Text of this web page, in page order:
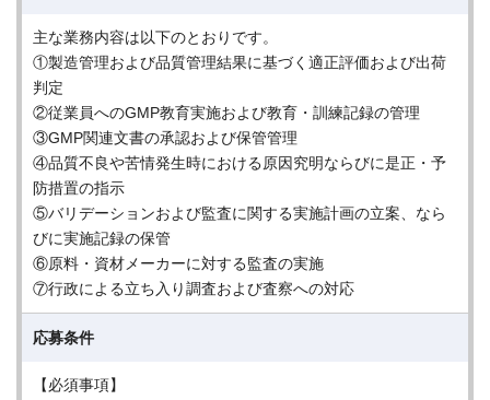
主な業務内容は以下のとおりです。
①製造管理および品質管理結果に基づく適正評価および出荷
判定
②従業員へのGMP教育実施および教育・訓練記録の管理
③GMP関連文書の承認および保管管理
④品質不良や苦情発生時における原因究明ならびに是正・予
防措置の指示
⑤バリデーションおよび監査に関する実施計画の立案、なら
びに実施記録の保管
⑥原料・資材メーカーに対する監査の実施
⑦行政による立ち入り調査および査察への対応
応募条件
【必須事項】